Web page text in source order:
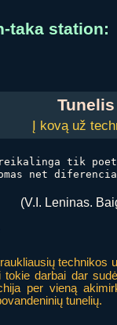
taka station:
Į kovą už
tik
net
(V.I. Leninas.
technikos
tokie darbai dar
per vieną
tunelių.